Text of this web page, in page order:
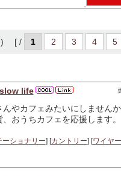
) [ / 1 2 3 4 5
slow life
んやカフェみたいにしません
おうちカフェを応援します。
ーショナリー] [カントリー] [ワイヤー